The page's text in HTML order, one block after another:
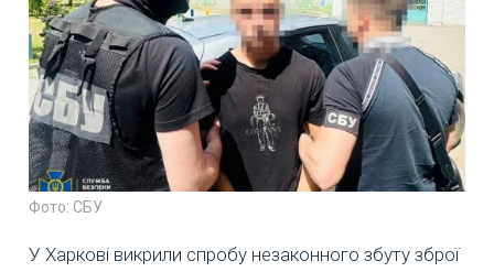
Фото: СБУ
У Харкові викрили спробу незаконного збуту зброї